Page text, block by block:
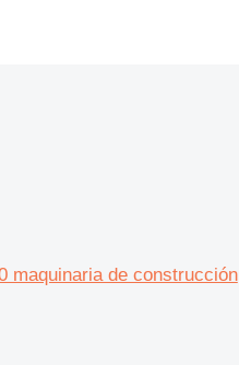
maquinaria de construcción